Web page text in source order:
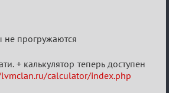
не прогружаются
+ калькулятор теперь доступен
calculator/index.php